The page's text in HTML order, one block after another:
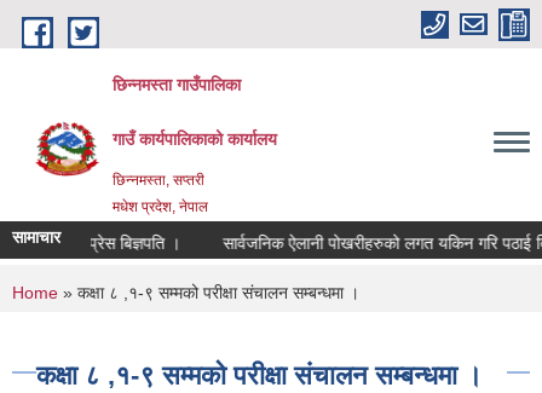
Skip to main content
छिन्नमस्ता गाउँपालिका
गाउँ कार्यपालिकाको कार्यालय
छिन्नमस्ता, सप्तरी
मधेश प्रदेश, नेपाल
सामाचार प्रेस बिज्ञपति । सार्वजनिक ऐलानी पोखरीहरुको लगत यकिन गरि पठाई
You are here
Home » कक्षा ८ ,१-९ सम्मको परीक्षा संचालन सम्बन्धमा ।
कक्षा ८ ,१-९ सम्मको परीक्षा संचालन सम्बन्धमा ।